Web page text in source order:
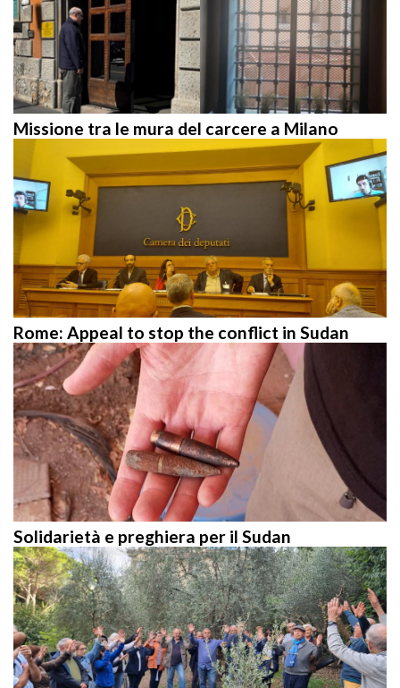
Missione tra le mura del carcere a Milano
Rome: Appeal to stop the conflict in Sudan
Solidarietà e preghiera per il Sudan